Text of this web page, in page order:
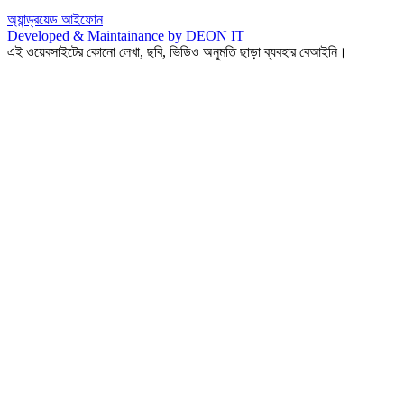
অ্যান্ড্রয়েড আইফোন
Developed & Maintainance by DEON IT
এই ওয়েবসাইটের কোনো লেখা, ছবি, ভিডিও অনুমতি ছাড়া ব্যবহার বেআইনি।